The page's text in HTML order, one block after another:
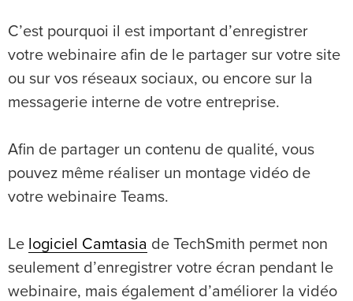
C’est pourquoi il est important d’enregistrer
votre webinaire afin de le partager sur votre site
ou sur vos réseaux sociaux, ou encore sur la
messagerie interne de votre entreprise.
Afin de partager un contenu de qualité, vous
pouvez même réaliser un montage vidéo de
votre webinaire Teams.
Le logiciel Camtasia de TechSmith permet non
seulement d’enregistrer votre écran pendant le
webinaire, mais également d’améliorer la vidéo